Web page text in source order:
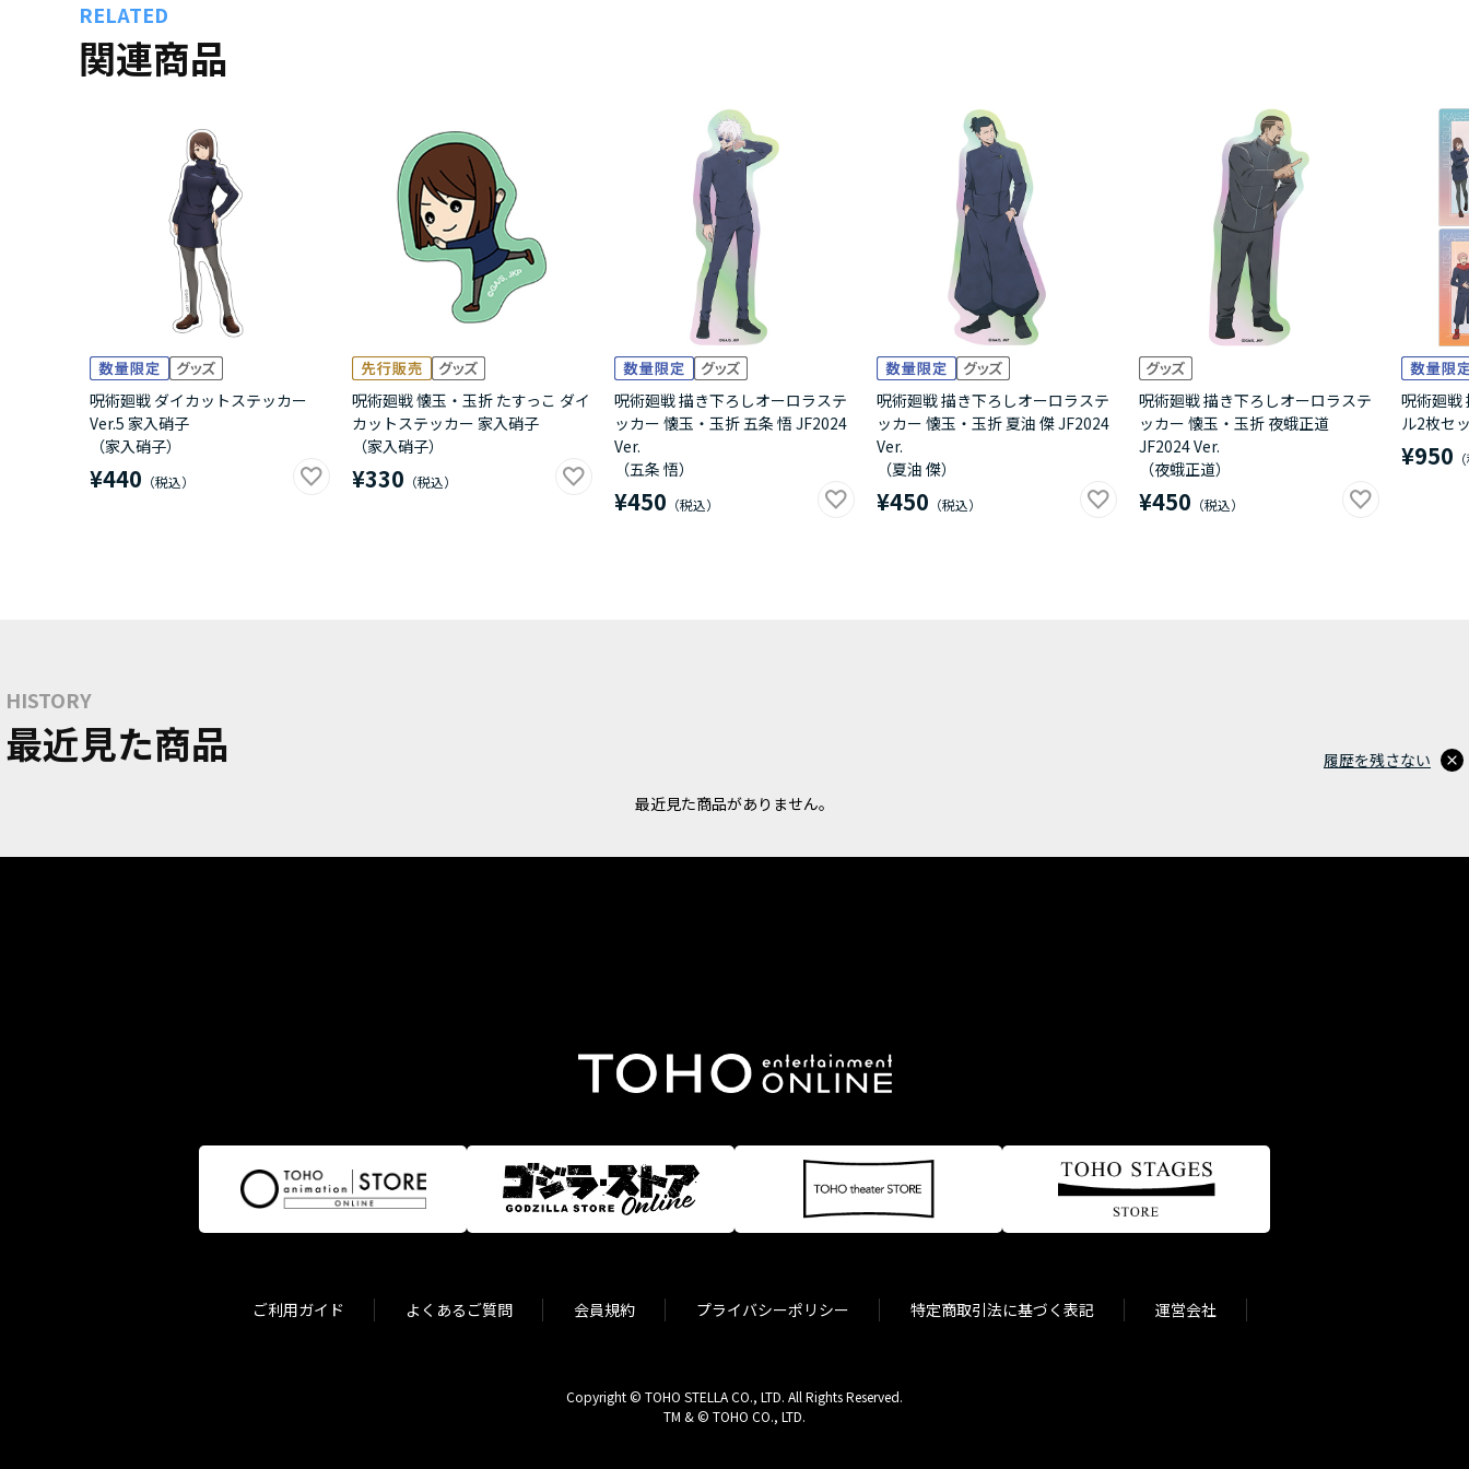
RELATED
関連商品
呪術廻戦 ダイカットステッカー
Ver.5 家入硝子
（家入硝子）
¥440
呪術廻戦 懐玉・玉折 たすっこ ダイ
カットステッカー 家入硝子
（家入硝子）
¥330
呪術廻戦 描き下ろしオーロラステ
ッカー 懐玉・玉折 五条 悟 JF2024
Ver.
（五条 悟）
¥450
呪術廻戦 描き下ろしオーロラステ
ッカー 懐玉・玉折 夏油 傑 JF2024
Ver.
（夏油 傑）
¥450
呪術廻戦 描き下ろしオーロラステ
ッカー 懐玉・玉折 夜蛾正道
JF2024 Ver.
（夜蛾正道）
¥450
呪術廻戦
ル2枚セ
¥950
HISTORY
最近見た商品
最近見た商品がありません。
履歴を残さない
ご利用ガイド よくあるご質問 会員規約 プライバシーポリシー 特定商取引法に基づく表記 運営会社
Copyright © TOHO STELLA CO., LTD. All Rights Reserved.
TM & © TOHO CO., LTD.